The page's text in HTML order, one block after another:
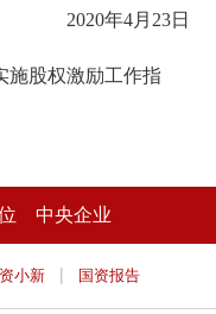
2020年4月23日
施股权激励工作指
中央企业
小新 | 国资报告